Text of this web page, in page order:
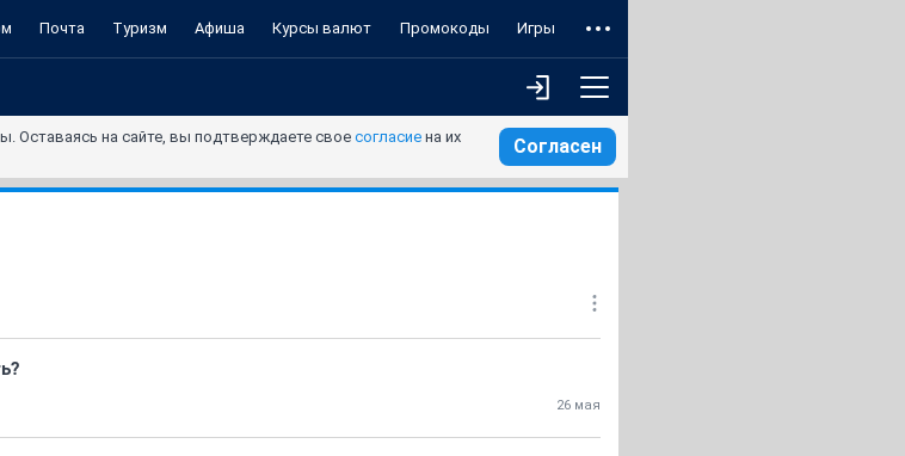
Почта Туризм Афиша Курсы валют Промокоды Игры
Оставаясь на сайте, вы подтверждаете свое согласие на их
Согласен
26 мая